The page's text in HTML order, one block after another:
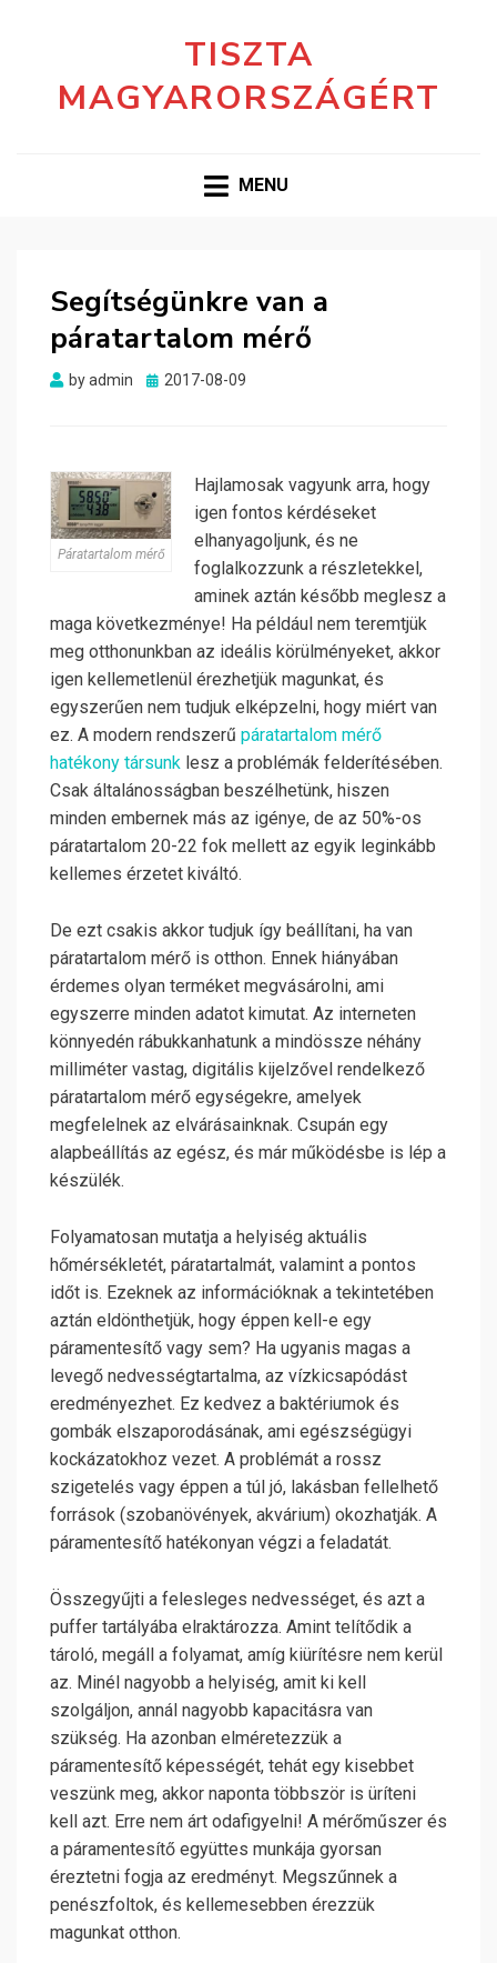
TISZTA
MAGYARORSZÁGÉRT
MENU
Segítségünkre van a
páratartalom mérő
byadmin
Posted
2017-08-09
Páratartalom mérő
Hajlamosak vagyunk arra, hogy
igen fontos kérdéseket
elhanyagoljunk, és ne
foglalkozzunk a részletekkel,
aminek aztán később meglesz a
maga következménye! Ha például nem teremtjük
meg otthonunkban az ideális körülményeket, akkor
igen kellemetlenül érezhetjük magunkat, és
egyszerűen nem tudjuk elképzelni, hogy miért van
ez. A modern rendszerű páratartalom mérő
hatékony társunk lesz a problémák felderítésében.
Csak általánosságban beszélhetünk, hiszen
minden embernek más az igénye, de az 50%-os
páratartalom 20-22 fok mellett az egyik leginkább
kellemes érzetet kiváltó.
De ezt csakis akkor tudjuk így beállítani, ha van
páratartalom mérő is otthon. Ennek hiányában
érdemes olyan terméket megvásárolni, ami
egyszerre minden adatot kimutat. Az interneten
könnyedén rábukkanhatunk a mindössze néhány
milliméter vastag, digitális kijelzővel rendelkező
páratartalom mérő egységekre, amelyek
megfelelnek az elvárásainknak. Csupán egy
alapbeállítás az egész, és már működésbe is lép a
készülék.
Folyamatosan mutatja a helyiség aktuális
hőmérsékletét, páratartalmát, valamint a pontos
időt is. Ezeknek az információknak a tekintetében
aztán eldönthetjük, hogy éppen kell-e egy
páramentesítő vagy sem? Ha ugyanis magas a
levegő nedvességtartalma, az vízkicsapódást
eredményezhet. Ez kedvez a baktériumok és
gombák elszaporodásának, ami egészségügyi
kockázatokhoz vezet. A problémát a rossz
szigetelés vagy éppen a túl jó, lakásban fellelhető
források (szobanövények, akvárium) okozhatják. A
páramentesítő hatékonyan végzi a feladatát.
Összegyűjti a felesleges nedvességet, és azt a
puffer tartályába elraktározza. Amint telítődik a
tároló, megáll a folyamat, amíg kiürítésre nem kerül
az. Minél nagyobb a helyiség, amit ki kell
szolgáljon, annál nagyobb kapacitásra van
szükség. Ha azonban elméretezzük a
páramentesítő képességét, tehát egy kisebbet
veszünk meg, akkor naponta többször is üríteni
kell azt. Erre nem árt odafigyelni! A mérőműszer és
a páramentesítő együttes munkája gyorsan
éreztetni fogja az eredményt. Megszűnnek a
penészfoltok, és kellemesebben érezzük
magunkat otthon.